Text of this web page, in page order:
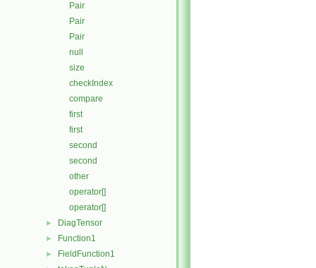
Pair
Pair
Pair
null
size
checkIndex
compare
first
first
second
second
other
operator[]
operator[]
► DiagTensor
► Function1
► FieldFunction1